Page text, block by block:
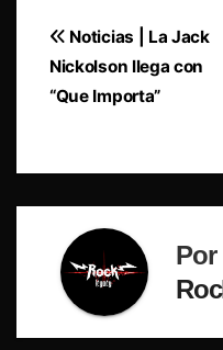
Navegación
de
Noticias | La Jack
Nickolson llega con
“Que Importa”
Por